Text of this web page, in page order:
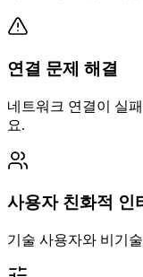
연결 문제 해결
네트워크 연결이 실
요.
사용자 친화적 인
기술 사용자와 비기